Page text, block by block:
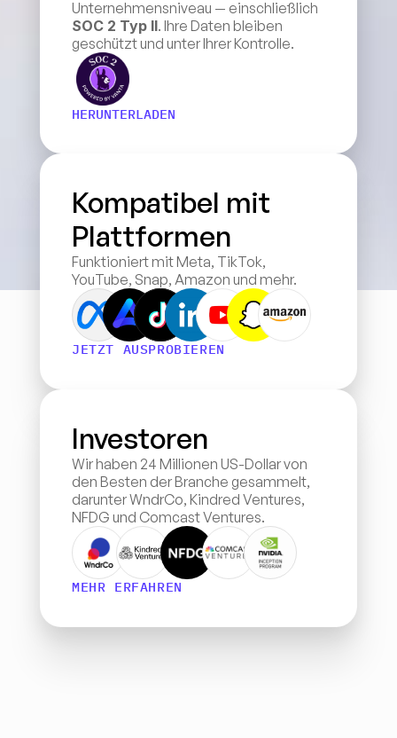
SOC 2 Typ II. Ihre Daten bleiben
geschützt und unter Ihrer Kontrolle.
HERUNTERLADEN
Kompatibel mit
Plattformen
Funktioniert mit Meta, TikTok,
YouTube, Snap, Amazon und mehr.
JETZT AUSPROBIEREN
Investoren
Wir haben 24 Millionen US-Dollar von
den Besten der Branche gesammelt,
darunter WndrCo, Kindred Ventures,
NFDG und Comcast Ventures.
MEHR ERFAHREN